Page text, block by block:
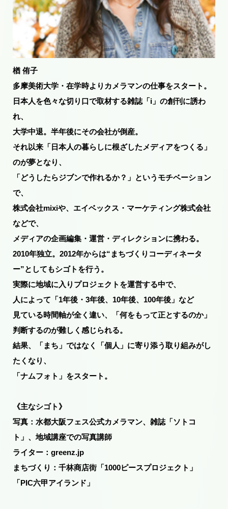
楢 侑子
多摩美術大学・在学時よりカメラマンの仕事をスタート。
日本人を色々な切り口で取材する雑誌「i」の創刊に誘わ
れ、
大学中退。半年後にその会社が倒産。
それ以来「日本人の暮らしに根ざしたメディアをつくる」
のが夢となり、
「どうしたらジブンで作れるか？」というモチベーション
で、
株式会社mixiや、エイベックス・マーケティング株式会社
などで、
メディアの企画編集・運営・ディレクションに携わる。
2010年独立。2012年からは“まちづくりコーディネータ
ー”としてもシゴトを行う。
実際に地域に入りプロジェクトを運営する中で、
人によって「1年後・3年後、10年後、100年後」など
見ている時間軸が全く違い、「何をもって正とするのか」
判断するのが難しく感じられる。
結果、「まち」ではなく「個人」に寄り添う取り組みがし
たくなり、
「ナムフォト」をスタート。
《主なシゴト》
写真：水都大阪フェス公式カメラマン、雑誌「ソトコ
ト」、地域講座での写真講師
ライター：greenz.jp
まちづくり：千林商店街「1000ピースプロジェクト」
「PIC六甲アイランド」